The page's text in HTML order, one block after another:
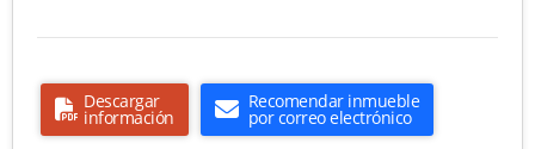
Descargar
información
Recomendar inmueble
por correo electrónico